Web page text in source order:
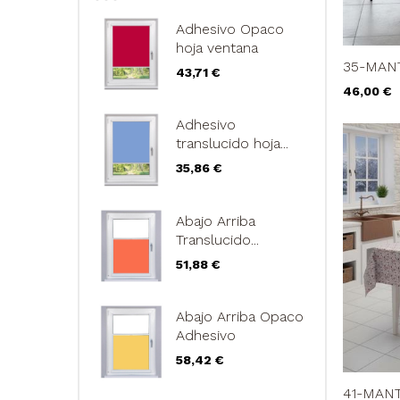
Adhesivo Opaco
hoja ventana
Precio
43,71 €
Adhesivo
translucido hoja...
Precio
35,86 €
Abajo Arriba
Translucido...
Precio
51,88 €
Abajo Arriba Opaco
Adhesivo
Precio
58,42 €
35-
Precio
46,00 €
41-